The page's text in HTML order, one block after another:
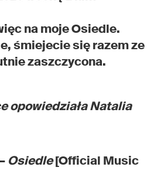
na moje Osiedle.
śmiejecie się razem ze
zaszczycona.
opowiedziała Natalia
Osiedle[Official Music